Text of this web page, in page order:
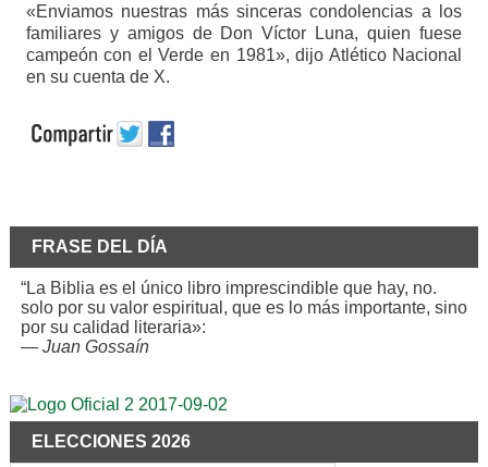
«Enviamos nuestras más sinceras condolencias a los
familiares y amigos de Don Víctor Luna, quien fuese
campeón con el Verde en 1981», dijo Atlético Nacional
en su cuenta de X.
FRASE DEL DÍA
“La Biblia es el único libro imprescindible que hay, no.
solo por su valor espiritual, que es lo más importante, sino
por su calidad literaria»:
— Juan Gossaín
ELECCIONES 2026